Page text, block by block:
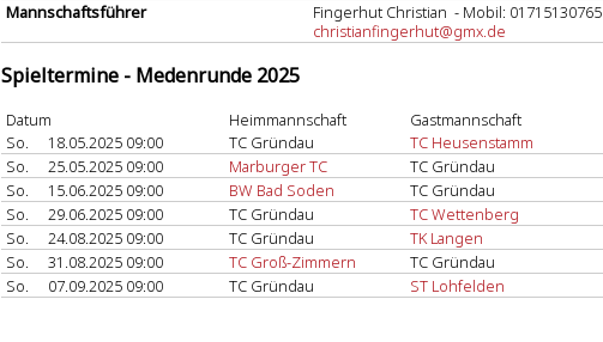
Mannschaftsführer
Fingerhut Christian - Mobil: 01715130765
christianfingerhut@gmx.de
Spieltermine - Medenrunde 2025
Datum Heimmannschaft Gastmannschaft
So.
18.05.2025 09:00 TC Gründau TC Heusenstamm
So.
25.05.2025 09:00 Marburger TC TC Gründau
So.
15.06.2025 09:00 BW Bad Soden TC Gründau
So.
29.06.2025 09:00 TC Gründau TC Wettenberg
So.
24.08.2025 09:00 TC Gründau TK Langen
So.
31.08.2025 09:00 TC Groß-Zimmern TC Gründau
So.
07.09.2025 09:00 TC Gründau ST Lohfelden